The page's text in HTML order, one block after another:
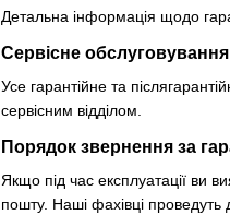
Детальна інформація щодо
Сервісне обслуговування
Усе гарантійне та
сервісним відділом.
Порядок звернення за
Якщо під час експлуатації ви
пошту. Наші фахівці